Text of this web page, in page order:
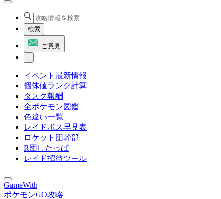
検索
ご意見
イベント最新情報
個体値ランク計算
タスク報酬
全ポケモン図鑑
色違い一覧
レイドボス早見表
ロケット団幹部
R団したっぱ
レイド招待ツール
GameWith
ポケモンGO攻略